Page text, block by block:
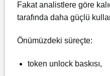
Fakat analistlere göre
tarafında daha güçlü
Önümüzdeki süreçte:
token unlock baskısı,